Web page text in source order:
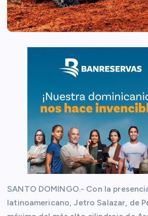
SANTO DOMINGO.- Con la
latinoamericano, Jetro Salazar, de